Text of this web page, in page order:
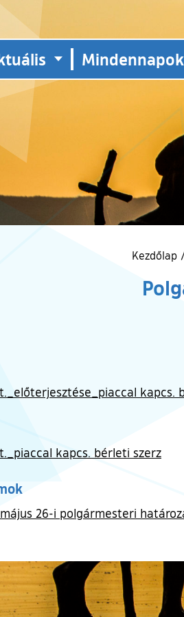
Mindennapok
Kezdőlap
kapcs.
kapcs. bérleti szerz
26-i polgármesteri